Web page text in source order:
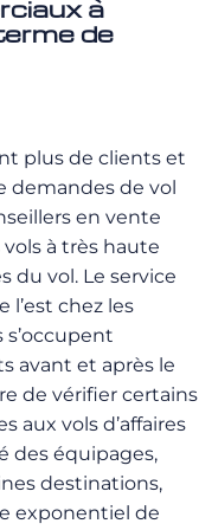
à
de
plus de clients et
demandes de vol
en vente
à très haute
du vol. Le service
l’est chez les
avant et après le
de vérifier certains
aux vols d’affaires
des équipages,
destinations,
exponentiel de